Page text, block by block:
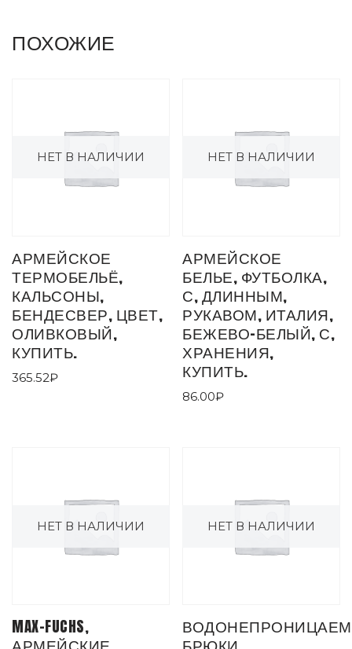
ПОХОЖИЕ
НЕТ В НАЛИЧИИ
АРМЕЙСКОЕ
ТЕРМОБЕЛЬЁ,
КАЛЬСОНЫ,
БЕНДЕСВЕР, ЦВЕТ,
ОЛИВКОВЫЙ,
КУПИТЬ.
365.52₽
НЕТ В НАЛИЧИИ
АРМЕЙСКОЕ
БЕЛЬЕ, ФУТБОЛКА,
С, ДЛИННЫМ,
РУКАВОМ, ИТАЛИЯ,
БЕЖЕВО-БЕЛЫЙ, С,
ХРАНЕНИЯ,
КУПИТЬ.
86.00₽
НЕТ В НАЛИЧИИ
MAX-FUCHS,
НЕТ В НАЛИЧИИ